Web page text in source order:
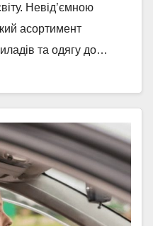
Невід’ємною
асортимент
та одягу до…